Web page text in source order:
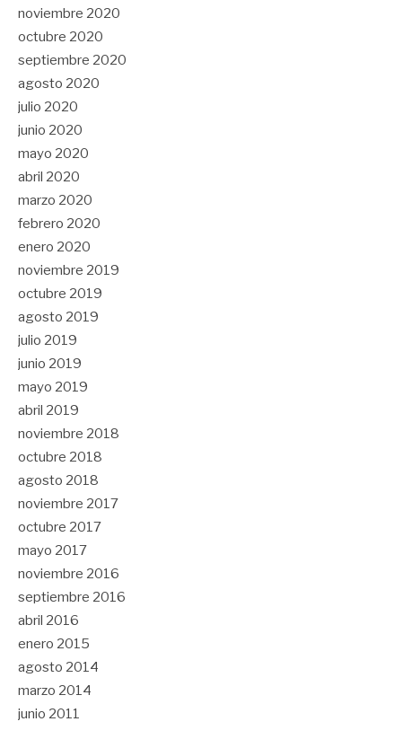
noviembre 2020
octubre 2020
septiembre 2020
agosto 2020
julio 2020
junio 2020
mayo 2020
abril 2020
marzo 2020
febrero 2020
enero 2020
noviembre 2019
octubre 2019
agosto 2019
julio 2019
junio 2019
mayo 2019
abril 2019
noviembre 2018
octubre 2018
agosto 2018
noviembre 2017
octubre 2017
mayo 2017
noviembre 2016
septiembre 2016
abril 2016
enero 2015
agosto 2014
marzo 2014
junio 2011